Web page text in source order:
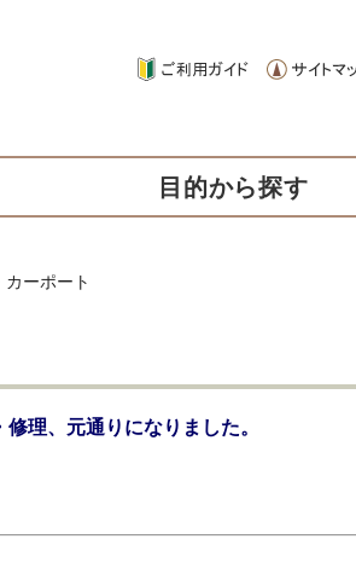
目的から探す
カーポート
理、元通りになりました。